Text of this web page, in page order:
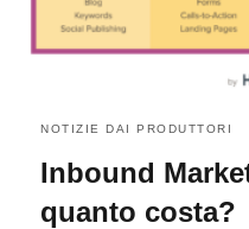
NOTIZIE DAI PRODUTTORI
Inbound
quanto costa?